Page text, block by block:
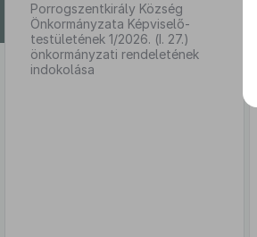
Porrogszentkirály Község
Önkormányzata Képviselő-
testületének 1/2026. (I. 27.)
önkormányzati rendeletének
indokolása